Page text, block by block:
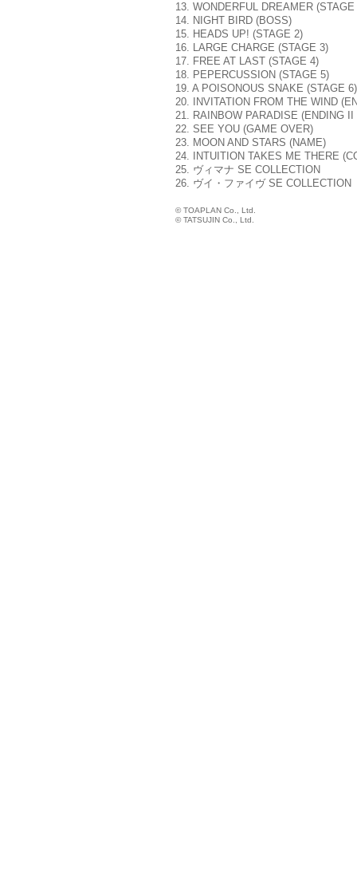
13. WONDERFUL DREAMER (STAGE
14. NIGHT BIRD (BOSS)
15. HEADS UP! (STAGE 2)
16. LARGE CHARGE (STAGE 3)
17. FREE AT LAST (STAGE 4)
18. PEPERCUSSION (STAGE 5)
19. A POISONOUS SNAKE (STAGE 6)
20. INVITATION FROM THE WIND
21. RAINBOW PARADISE (ENDING
22. SEE YOU (GAME OVER)
23. MOON AND STARS (NAME)
24. INTUITION TAKES ME THERE
25. ヴィマナ SE COLLECTION
26. ヴイ・ファイヴ SE COLLECTION
© TOAPLAN Co., Ltd.
© TATSUJIN Co., Ltd.